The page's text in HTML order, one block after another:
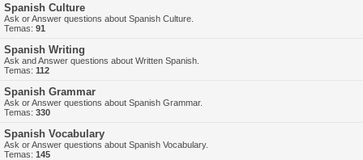
Spanish Culture
Ask or Answer questions about Spanish Culture.
Temas: 91
Spanish Writing
Ask and Answer questions about Written Spanish.
Temas: 112
Spanish Grammar
Ask or Answer questions about Spanish Grammar.
Temas: 330
Spanish Vocabulary
Ask or Answer questions about Spanish Vocabulary.
Temas: 145